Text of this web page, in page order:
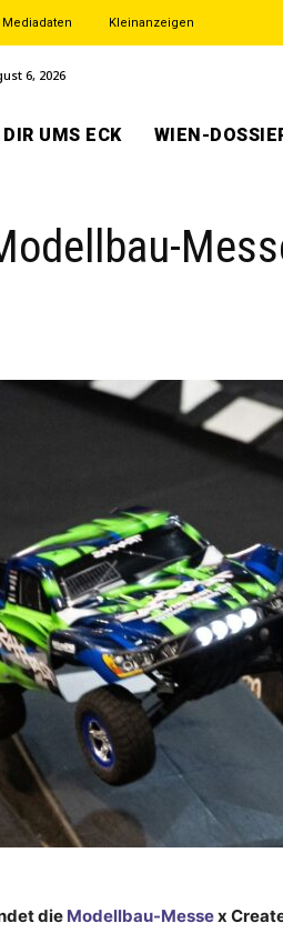
Mediadaten Kleinanzeigen
6, 2026
UMS ECK WIEN-
die Modellbau-Messex